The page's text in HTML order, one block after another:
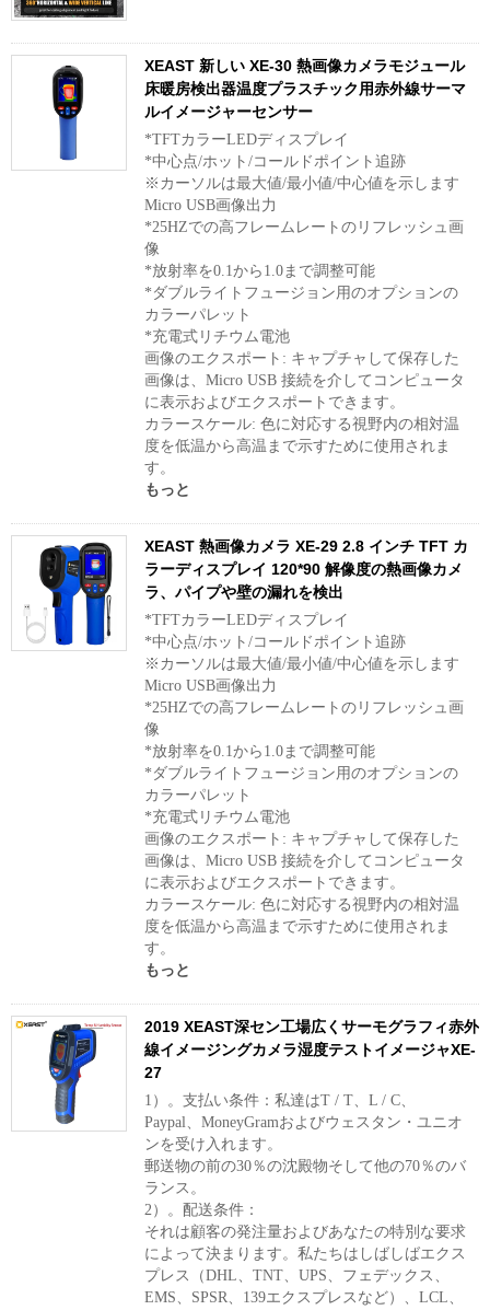
XEAST 新しい XE-30 熱画像カメラモジュール
床暖房検出器温度プラスチック用赤外線サーマ
ルイメージャーセンサー
*TFTカラーLEDディスプレイ
*中心点/ホット/コールドポイント追跡
※カーソルは最大値/最小値/中心値を示します
Micro USB画像出力
*25HZでの高フレームレートのリフレッシュ画
像
*放射率を0.1から1.0まで調整可能
*ダブルライトフュージョン用のオプションの
カラーパレット
*充電式リチウム電池
画像のエクスポート: キャプチャして保存した
画像は、Micro USB 接続を介してコンピュータ
に表示およびエクスポートできます。
カラースケール: 色に対応する視野内の相対温
度を低温から高温まで示すために使用されま
す。
もっと
XEAST 熱画像カメラ XE-29 2.8 インチ TFT カ
ラーディスプレイ 120*90 解像度の熱画像カメ
ラ、パイプや壁の漏れを検出
*TFTカラーLEDディスプレイ
*中心点/ホット/コールドポイント追跡
※カーソルは最大値/最小値/中心値を示します
Micro USB画像出力
*25HZでの高フレームレートのリフレッシュ画
像
*放射率を0.1から1.0まで調整可能
*ダブルライトフュージョン用のオプションの
カラーパレット
*充電式リチウム電池
画像のエクスポート: キャプチャして保存した
画像は、Micro USB 接続を介してコンピュータ
に表示およびエクスポートできます。
カラースケール: 色に対応する視野内の相対温
度を低温から高温まで示すために使用されま
す。
もっと
2019 XEAST深セン工場広くサーモグラフィ赤外
線イメージングカメラ湿度テストイメージャXE-
27
1）。支払い条件：私達はT / T、L / C、
Paypal、MoneyGramおよびウェスタン・ユニオ
ンを受け入れます。
郵送物の前の30％の沈殿物そして他の70％のバ
ランス。
2）。配送条件：
それは顧客の発注量およびあなたの特別な要求
によって決まります。私たちはしばしばエクス
プレス（DHL、TNT、UPS、フェデックス、
EMS、SPSR、139エクスプレスなど）、LCL、